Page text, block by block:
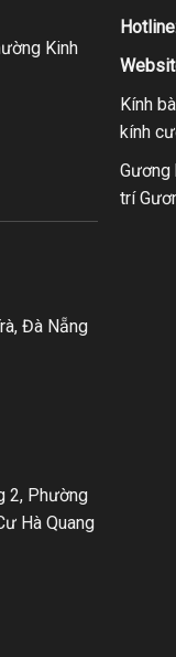
Kinh
Đà Nẵng
2, Phường
Hà Quang
Kính
kính
Gương
trí